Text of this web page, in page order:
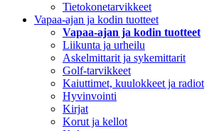
Tietokonetarvikkeet
Vapaa-ajan ja kodin tuotteet
Vapaa-ajan ja kodin tuotteet
Liikunta ja urheilu
Askelmittarit ja sykemittarit
Golf-tarvikkeet
Kaiuttimet, kuulokkeet ja radiot
Hyvinvointi
Kirjat
Korut ja kellot